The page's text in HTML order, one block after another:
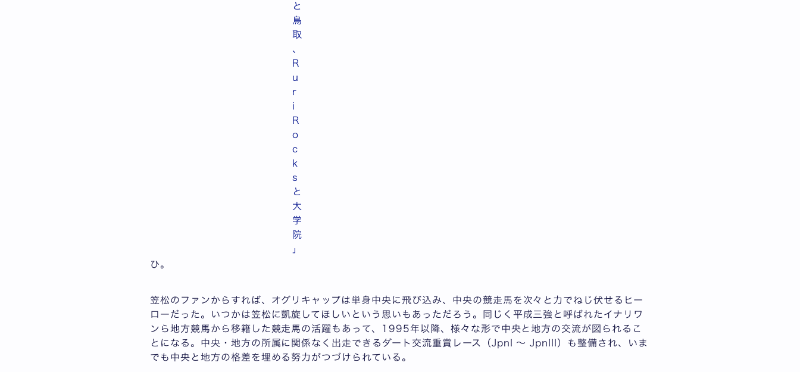
と
鳥
取
、
R
u
r
i
R
o
c
k
s
と
大
学
院
」
ひ。
笠松のファンからすれば、オグリキャップは単身中央に飛び込み、中央の競走馬を次々と力でねじ伏せるヒー
ローだった。いつかは笠松に凱旋してほしいという思いもあっただろう。同じく平成三強と呼ばれたイナリワ
ンら地方競馬から移籍した競走馬の活躍もあって、1995年以降、様々な形で中央と地方の交流が図られるこ
とになる。中央・地方の所属に関係なく出走できるダート交流重賞レース（JpnI 〜 JpnIII）も整備され、いま
でも中央と地方の格差を埋める努力がつづけられている。